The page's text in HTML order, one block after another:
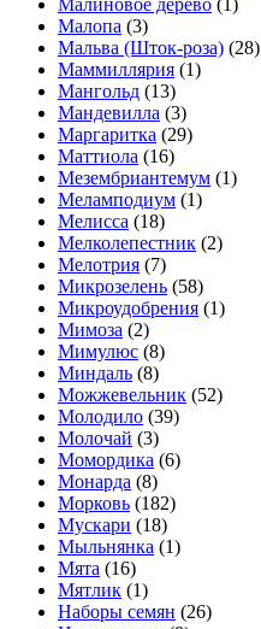
Малиновое дерево (1)
Малопа (3)
Мальва (Шток-роза) (28)
Маммиллярия (1)
Мангольд (13)
Мандевилла (3)
Маргаритка (29)
Маттиола (16)
Мезембриантемум (1)
Меламподиум (1)
Мелисса (18)
Мелколепестник (2)
Мелотрия (7)
Микрозелень (58)
Микроудобрения (1)
Мимоза (2)
Мимулюс (8)
Миндаль (8)
Можжевельник (52)
Молодило (39)
Молочай (3)
Момордика (6)
Монарда (8)
Морковь (182)
Мускари (18)
Мыльнянка (1)
Мята (16)
Мятлик (1)
Наборы семян (26)